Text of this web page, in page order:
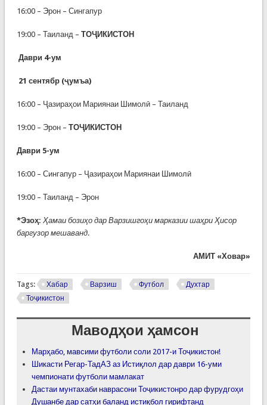
16:00 – Эрон – Сингапур
19:00 – Таиланд – ТОҶИКИСТОН
Даври 4-ум
21 сентябр (ҷумъа)
16:00 – Ҷазираҳои Мариянаи Шимолӣ – Таиланд
19:00 – Эрон – ТОҶИКИСТОН
Даври 5-ум
16:00 – Сингапур – Ҷазираҳои Мариянаи Шимолӣ
19:00 – Таиланд – Эрон
*Эзоҳ: Ҳамаи бозиҳо дар Варзишгоҳи марказии шаҳри Ҳисор
баргузор мешаванд.
АМИТ «Ховар»
Tags: Хабар Варзиш Футбол
Духтар
Тоҷикистон
Маводҳои ҳамсон
Марҳабо, мавсими футболи соли 2017-и Тоҷикистон!
Шикасти Регар-ТадАЗ аз Истиқлол дар даври 16-уми
чемпионати футболи мамлакат
Дастаи мунтахаби наврасони Тоҷикистонро дар фурудгоҳи
Душанбе дар сатҳи баланд истиқбол гирифтанд